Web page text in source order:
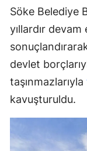
Söke Belediye
yıllardır devam
devlet
taşınmazlarıyla
kavuşturuldu.